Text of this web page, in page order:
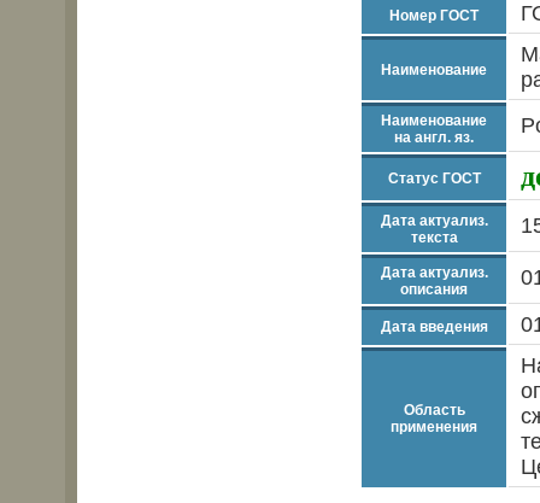
Номер ГОСТ
Наименование
Наименование
на англ. яз.
Статус ГОСТ
Дата актуализ.
текста
Дата актуализ.
описания
Дата введения
Область
применения